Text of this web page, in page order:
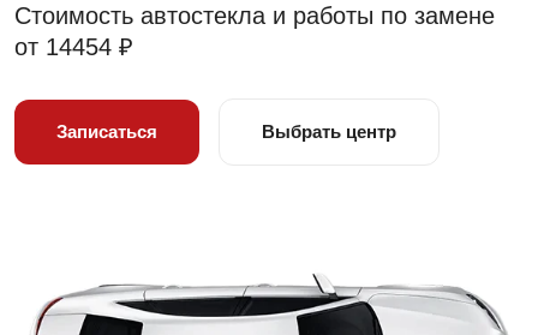
Стоимость автостекла и работы по замене
от 14454 ₽
Записаться Выбрать центр